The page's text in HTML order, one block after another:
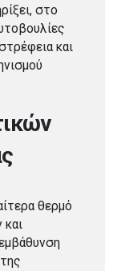
στο
και
θερμό
και